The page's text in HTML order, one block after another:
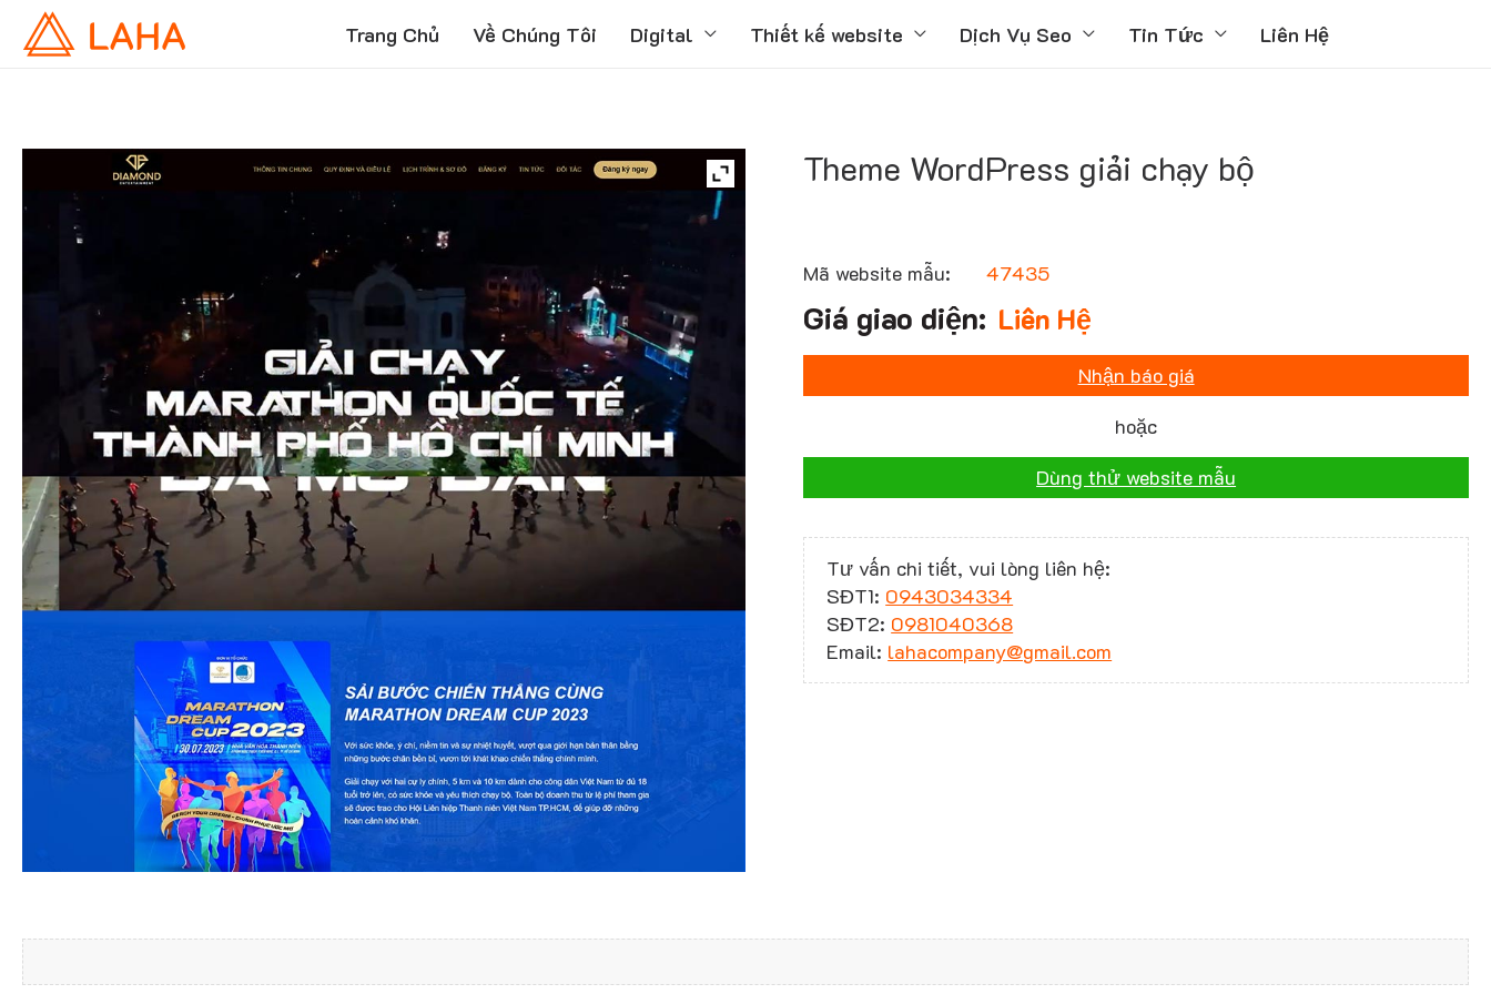
Trang Chủ Về Chúng Tôi Digital Thiết kế website Dịch Vụ Seo Tin Tức Liên Hệ
Theme WordPress giải chạy bộ
Mã website mẫu: 47435
Liên Hệ
Nhận báo giá
hoặc
Dùng thử website mẫu
Tư vấn chi tiết, vui lòng liên hệ:
SĐT1: 0943034334
SĐT2: 0981040368
Email: lahacompany@gmail.com